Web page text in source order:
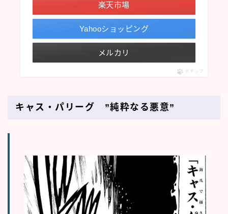
楽天市場
Yahooショッピング
メルカリ
ポチップ
キャス・パリーグ ”純粋なる悪意”